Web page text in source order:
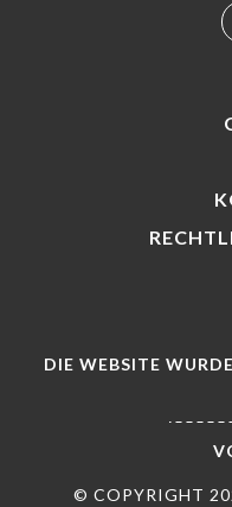
© COPYRIGHT
DIE WEBSITE